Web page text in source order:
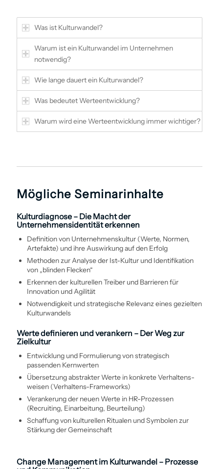
Was ist Kulturwandel?
Warum ist ein Kulturwandel im Unternehmen
notwendig?
Wie lange dauert ein Kulturwandel?
Was bedeutet Werte­entwicklung?
Warum wird eine Werte­entwicklung immer wichtiger?
Mögliche Seminarinhalte
Kulturdiagnose – Die Macht der
Unternehmensidentität erkennen
Definition von Unternehmenskultur (Werte, Normen,
Artefakte) und ihre Auswirkung auf den Erfolg
Methoden zur Analyse der Ist-Kultur und Identifikation
von „blinden Flecken“
Erkennen der kulturellen Treiber und Barrieren für
Innovation und Agilität
Notwendigkeit und strategische Relevanz eines gezielten
Kulturwandels
Werte definieren und verankern – Der Weg zur
Zielkultur
Entwicklung und Formulierung von strategisch
passenden Kernwerten
Übersetzung abstrakter Werte in konkrete Verhaltens­
weisen (Verhaltens-Frameworks)
Verankerung der neuen Werte in HR-Prozessen
(Recruiting, Einarbeitung, Beurteilung)
Schaffung von kulturellen Ritualen und Symbolen zur
Stärkung der Gemeinschaft
Change Management im Kulturwandel – Prozesse